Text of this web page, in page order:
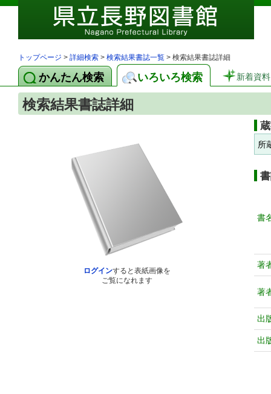
トップページ > 詳細検索 > 検索結果書誌一覧 > 検索結果書誌詳細
かんたん検索 いろいろ検索 新着資料
検索結果書誌詳細
ログインすると表紙画像を
ご覧になれます
所
書
著
著
出
出